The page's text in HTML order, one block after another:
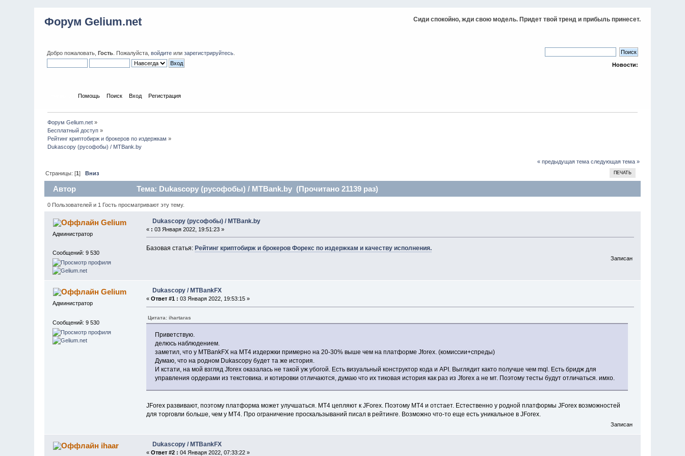
Форум Gelium.net Сиди спокойно, жди свою модель. Придет твой тренд и прибыль принесет.
Добро пожаловать,Гость . Пожалуйста,войдите илизарегистрируйтесь
Новости:
Помощь Поиск Вход Регистрация
Форум Gelium.net »
Бесплатный доступ »
Рейтинг криптобирж и брокеров по издержкам »
Dukascopy (русофобы) / MTBank.by
« предыдущая тема следующая тема »
ПЕЧАТЬ
Страницы: [1]Вниз
Автор Тема: Dukascopy (русофобы) / MTBank.by (Прочитано 21139 раз)
0 Пользователей и 1 Гость просматривают эту тему.
Gelium
Администратор
Сообщений: 9 530
Dukascopy (русофобы) / MTBank.by
« : 03 Января 2022, 19:51:23 »
Базовая статья: Рейтинг криптобирж и брокеров Форекс по издержкам и качеству исполнения.
Записан
Gelium
Администратор
Сообщений: 9 530
Dukascopy / MTBankFX
« Ответ #1 : 03 Января 2022, 19:53:15 »
Цитата: ihartaras
Приветствую.
делюсь наблюдением.
заметил, что у МTBankFX на МТ4 издержки примерно на 20-30% выше чем на платформе Jforex. (комиссии+спреды)
Думаю, что на родном Dukascopy будет та же история.
И кстати, на мой взгляд Jforex оказалась не такой уж убогой. Есть визуальный конструктор кода и API. Выглядит както получше чем mql. Есть бридж для
управления ордерами из текстовика. и котировки отличаются, думаю что их тиковая история как раз из Jforex а не мт. Поэтому тесты будут отличаться. имхо.
JForex развивают, поэтому платформа может улучшаться. MT4 цепляют к JForex. Поэтому MT4 и отстает. Естественно у родной платформы JForex возможностей
для торговли больше, чем у MT4. Про ограничение проскальзываний писал в рейтинге. Возможно что-то еще есть уникальное в JForex.
Записан
ihaar Dukascopy / MTBankFX
« Ответ #2 : 04 Января 2022, 07:33:22 »